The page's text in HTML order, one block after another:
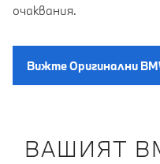
очаквания.
Вижте Oригинални
ВАШИЯТ